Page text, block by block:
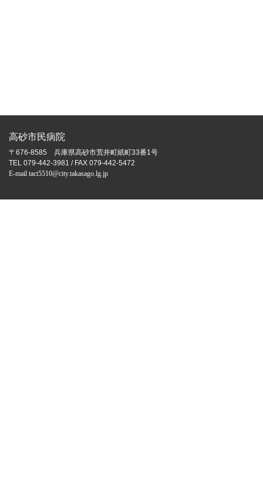
高砂市民病院
〒676-8585 兵庫県高砂市荒井町紙町33番1号
TEL 079-442-3981 / FAX 079-442-5472
E-mail tact5510@city.takasago.lg.jp